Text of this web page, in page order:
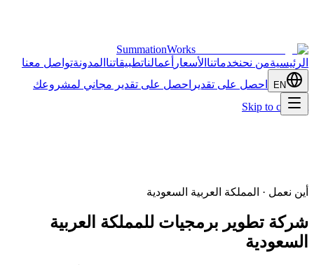
Skip to content
SummationWorks
الرئيسيةمن نحنخدماتنا الأسعار أعمالناتطبيقاتنا المدونةتواصل معنا
EN احصل على تقدير احصل على تقدير مجاني لمشروعك
أين نعمل · المملكة العربية السعودية
شركة تطوير برمجيات للمملكة العربية
السعودية